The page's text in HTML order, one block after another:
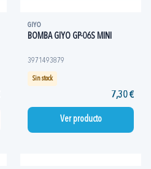
GIYO
BOMBA GIYO GP-06S MINI
3971493879
Sin stock
7,30 €
Ver producto